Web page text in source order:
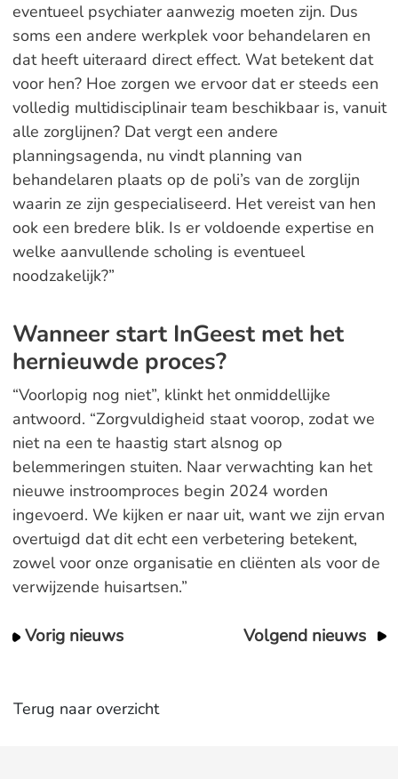
eventueel psychiater aanwezig moeten zijn. Dus
soms een andere werkplek voor behandelaren en
dat heeft uiteraard direct effect. Wat betekent dat
voor hen? Hoe zorgen we ervoor dat er steeds een
volledig multidisciplinair team beschikbaar is, vanuit
alle zorglijnen? Dat vergt een andere
planningsagenda, nu vindt planning van
behandelaren plaats op de poli’s van de zorglijn
waarin ze zijn gespecialiseerd. Het vereist van hen
ook een bredere blik. Is er voldoende expertise en
welke aanvullende scholing is eventueel
noodzakelijk?”
Wanneer start InGeest met het
hernieuwde proces?
“Voorlopig nog niet”, klinkt het onmiddellijke
antwoord. “Zorgvuldigheid staat voorop, zodat we
niet na een te haastig start alsnog op
belemmeringen stuiten. Naar verwachting kan het
nieuwe instroomproces begin 2024 worden
ingevoerd. We kijken er naar uit, want we zijn ervan
overtuigd dat dit echt een verbetering betekent,
zowel voor onze organisatie en cliënten als voor de
verwijzende huisartsen.”
Vorig nieuws Volgend nieuws
Terug naar overzicht